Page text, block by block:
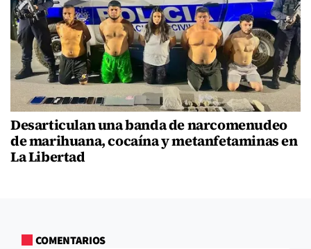
Desarticulan una banda de narcomenudeo
de marihuana, cocaína y metanfetaminas en
La Libertad
COMENTARIOS